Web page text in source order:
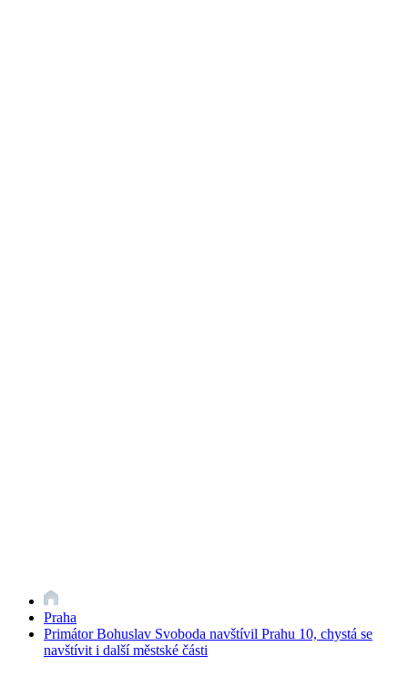
Praha
Primátor Bohuslav Svoboda navštívil Prahu 10, chystá se
navštívit i další městské části